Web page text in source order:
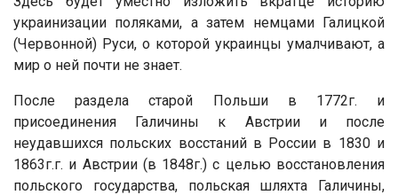
украинизации поляками, а затем немцами Галицкой
(Червонной) Руси, о которой украинцы умалчивают, а
мир о ней почти не знает.
После раздела старой Польши в 1772г. и
присоединения Галичины к Австрии и после
неудавшихся польских восстаний в России в 1830 и
1863г.г. и Австрии (в 1848г.) с целью восстановления
польского государства, польская шляхта Галичины,